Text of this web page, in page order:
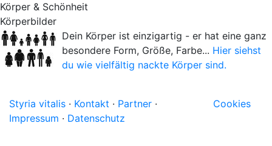
Körper & Schönheit
Körperbilder
Dein Körper ist einzigartig - er hat eine ganz
besondere Form, Größe, Farbe... Hier siehst
du wie vielfältig nackte Körper sind.
Styria vitalis · Kontakt · Partner ·
Impressum · Datenschutz
Cookies